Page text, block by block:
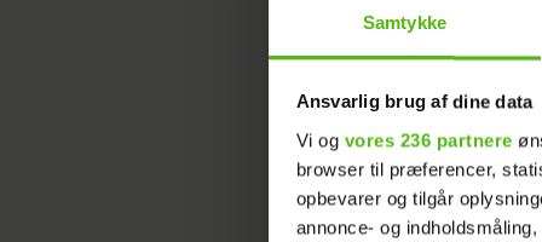
Samtykke
Ansvarlig brug af dine data
Vi og vores 236 partnere
browser til præferencer,
opbevarer og tilgår
annonce- og
hurtigt
skrev